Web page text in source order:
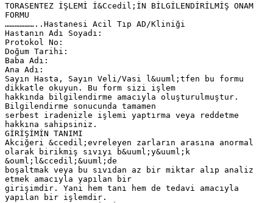
TORASENTEZ İŞLEMİ İ&Ccedil;İN BİLGİLENDİRİLMİŞ ONAM
FORMU
………………..Hastanesi Acil Tıp AD/Kliniği
Hastanın Adı Soyadı:
Protokol No:
Doğum Tarihi:
Baba Adı:
Ana Adı:
Sayın Hasta, Sayın Veli/Vasi l&uuml;tfen bu formu
dikkatle okuyun. Bu form sizi işlem
hakkında bilgilendirme amacıyla oluşturulmuştur.
Bilgilendirme sonucunda tamamen
serbest iradenizle işlemi yaptırma veya reddetme
hakkına sahipsiniz.
GİRİŞİMİN TANIMI
Akciğeri &ccedil;evreleyen zarların arasına anormal
olarak birikmiş sıvıyı b&uuml;y&uuml;k
&ouml;l&ccedil;&uuml;de
boşaltmak veya bu sıvıdan az bir miktar alıp analiz
etmek amacıyla yapılan bir
girişimdir. Yani hem tanı hem de tedavi amacıyla
yapılan bir işlemdir.